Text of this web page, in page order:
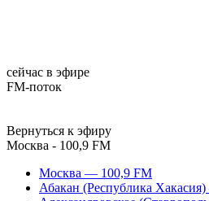
сейчас в эфире
FM-поток
Вернуться к эфиру
Москва - 100,9 FM
Москва — 100,9 FM
Абакан (Республика